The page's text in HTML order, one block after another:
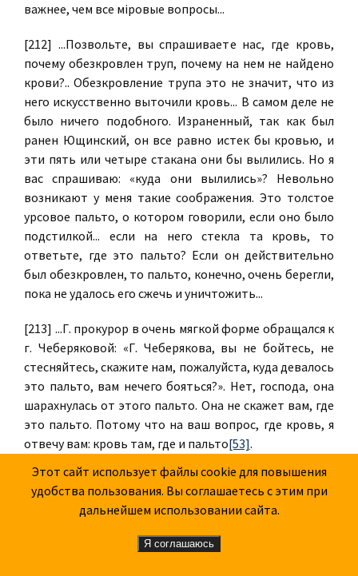
важнее, чем все мiровые вопросы...
[212] ...Позвольте, вы спрашиваете нас, где кровь,
почему обезкровлен труп, почему на нем не найдено
крови?.. Обезкровление трупа это не значит, что из
него искусственно выточили кровь... В самом деле не
было ничего подобного. Израненный, так как был
ранен Ющинский, он все равно истек бы кровью, и
эти пять или четыре стакана они бы вылились. Но я
вас спрашиваю: «куда они вылились»? Невольно
возникают у меня такие соображения. Это толстое
урсовое пальто, о котором говорили, если оно было
подстилкой... если на него стекла та кровь, то
ответьте, где это пальто? Если он действительно
был обезкровлен, то пальто, конечно, очень берегли,
пока не удалось его сжечь и уничтожить...
[213] ...Г. прокурор в очень мягкой форме обращался к
г. Чеберяковой: «Г. Чеберякова, вы не бойтесь, не
стесняйтесь, скажите нам, пожалуйста, куда девалось
это пальто, вам нечего бояться?». Нет, господа, она
шарахнулась от этого пальто. Она не скажет вам, где
это пальто. Потому что на ваш вопрос, где кровь, я
отвечу вам: кровь там, где и пальто[53].
...Я вас спрашиваю... почему в данном случае, чтобы
знать, откуда перенесен труп, не пустить собаку
обнюхать жертву и предметы, которые на нем
были?.. Почему не пустили такую ищейку? А вдруг бы
скандал. Мiровой-то назревающий вопрос
Этот сайт использует файлы cookie для повышения
удобства пользования. Вы соглашаетесь с этим при
дальнейшем использовании сайта.
Я соглашаюсь